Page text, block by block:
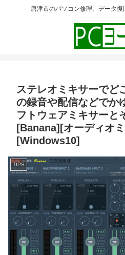
唐津市のパソコン修理、データ
ステレオミキサーでど
の録音や配信などでか
フトウェアミキサーと
[Banana][オーディオ
[Windows10]
TIPS